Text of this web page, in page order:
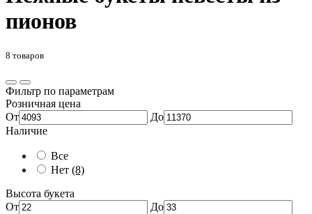
пионов
8 товаров
Фильтр по параметрам
Розничная цена
От
До
Наличие
Все
Нет (8)
Высота букета
От
До